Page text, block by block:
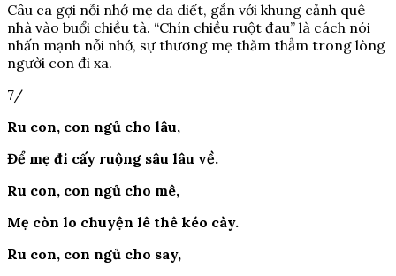
Câu ca gợi nỗi nhớ mẹ da diết, gắn với khung cảnh quê
nhà vào buổi chiều tà. “Chín chiều ruột đau” là cách nói
nhấn mạnh nỗi nhớ, sự thương mẹ thăm thẳm trong lòng
người con đi xa.
7/
Ru con, con ngủ cho lâu,
Để mẹ đi cấy ruộng sâu lâu về.
Ru con, con ngủ cho mê,
Mẹ còn lo chuyện lê thê kéo cày.
Ru con, con ngủ cho say,